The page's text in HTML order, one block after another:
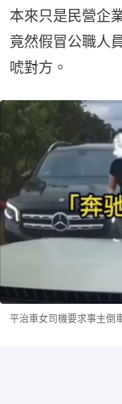
本來只是民營企
竟然假冒公職人
唬對方。
平治車女司機要求事主倒